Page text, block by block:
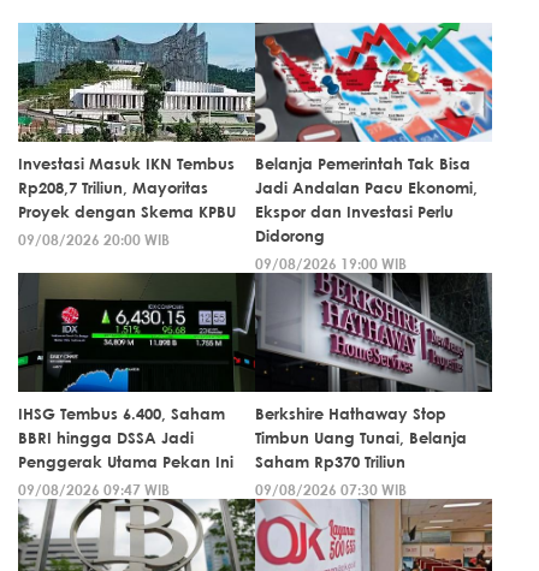
Investasi Masuk IKN Tembus
Rp208,7 Triliun, Mayoritas
Proyek dengan Skema KPBU
09/08/2026 20:00 WIB
Belanja Pemerintah Tak Bisa
Jadi Andalan Pacu Ekonomi,
Ekspor dan Investasi Perlu
Didorong
09/08/2026 19:00 WIB
IHSG Tembus 6.400, Saham
BBRI hingga DSSA Jadi
Penggerak Utama Pekan Ini
09/08/2026 09:47 WIB
Berkshire Hathaway Stop
Timbun Uang Tunai, Belanja
Saham Rp370 Triliun
09/08/2026 07:30 WIB